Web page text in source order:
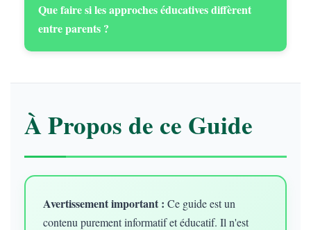
Que faire si les approches éducatives diffèrent
entre parents ?
À Propos de ce Guide
Avertissement important : Ce guide est un
contenu purement informatif et éducatif. Il n'est